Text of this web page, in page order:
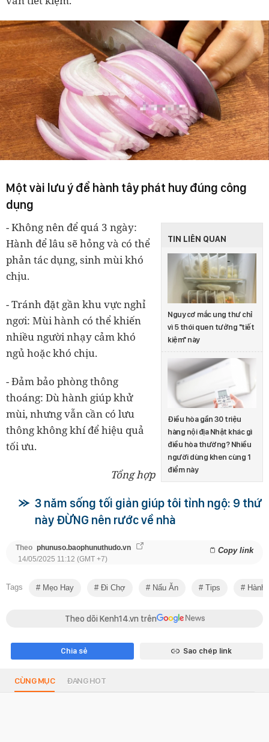
Một vài lưu ý để hành tây phát huy đúng công
dụng
TIN LIÊN QUAN
Nguy cơ mắc ung thư chỉ
vì 5 thói quen tưởng "tiết
kiệm" này
Điều hòa gần 30 triệu
hàng nội địa Nhật khác gì
điều hòa thường? Nhiều
người dùng khen cùng 1
điểm này
- Không nên để quá 3 ngày:
Hành để lâu sẽ hỏng và có thể
phản tác dụng, sinh mùi khó
chịu.
- Tránh đặt gần khu vực nghỉ
ngơi: Mùi hành có thể khiến
nhiều người nhạy cảm khó
ngủ hoặc khó chịu.
- Đảm bảo phòng thông
thoáng: Dù hành giúp khử
mùi, nhưng vẫn cần có lưu
thông không khí để hiệu quả
tối ưu.
Tổng hợp
3 năm sống tối giản giúp tôi tỉnh ngộ: 9 thứ
này ĐỪNG nên rước về nhà
Theo phunuso.baophunuthudo.vn Copy link
14/05/2025 11:12 (GMT +7)
Tags Mẹo Hay Đi Chợ Nấu Ăn Tips Hành
Theo dõi Kenh14.vn trên
Chia sẻ Sao chép link
CÙNG MỤC ĐANG HOT